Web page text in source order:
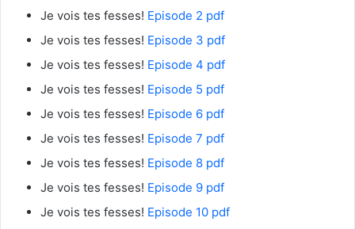
Je vois tes fesses! Episode 2 pdf
Je vois tes fesses! Episode 3 pdf
Je vois tes fesses! Episode 4 pdf
Je vois tes fesses! Episode 5 pdf
Je vois tes fesses! Episode 6 pdf
Je vois tes fesses! Episode 7 pdf
Je vois tes fesses! Episode 8 pdf
Je vois tes fesses! Episode 9 pdf
Je vois tes fesses! Episode 10 pdf